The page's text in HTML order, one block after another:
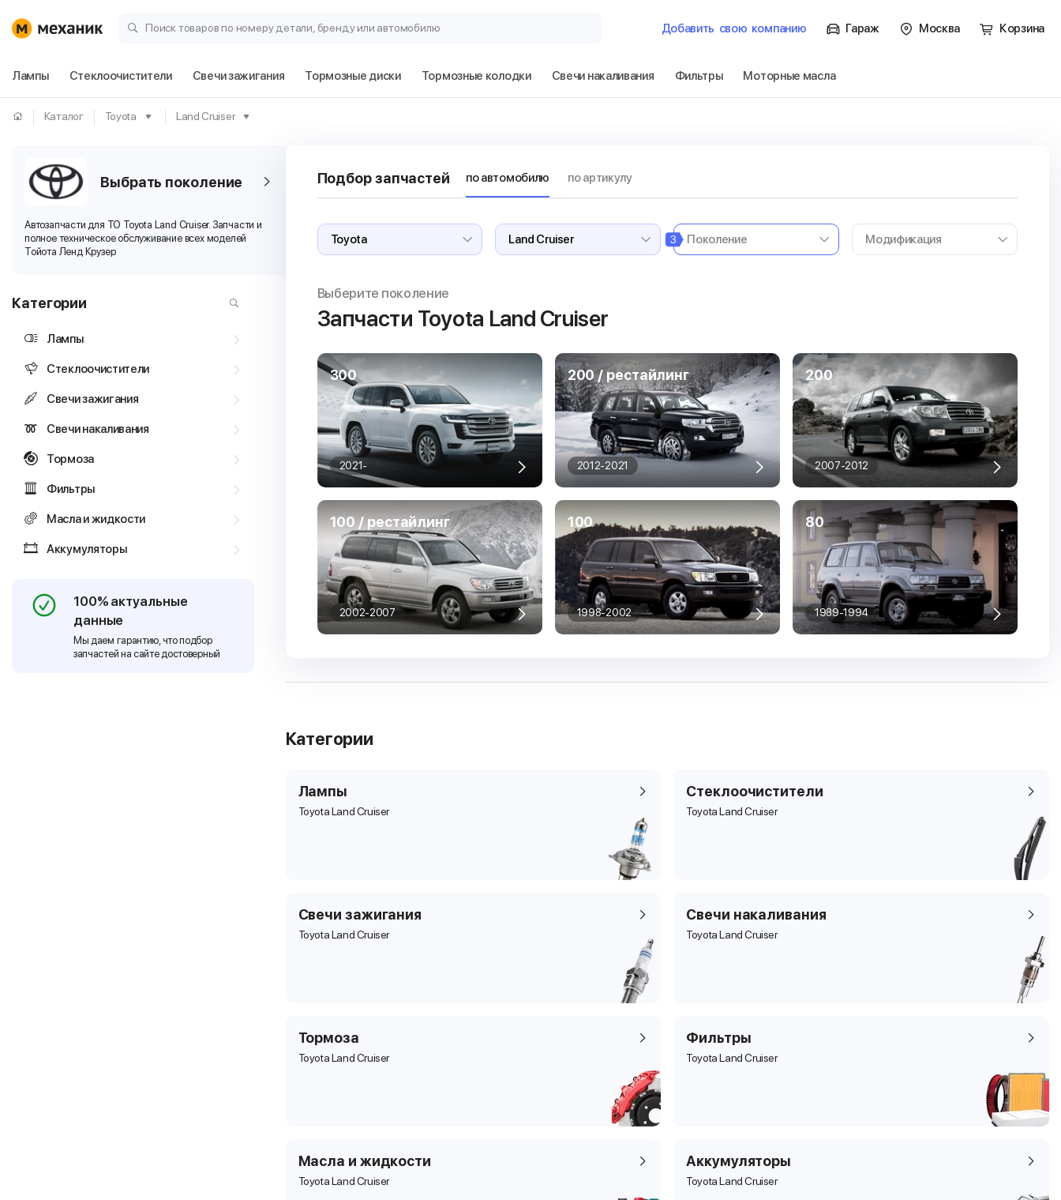
Поиск товаров по номеру детали, бренду или автомобилю Добавить свою компанию Гараж Москва Корзина
Лампы Стеклоочистители Свечи зажигания Тормозные диски Тормозные колодки Свечи накаливания Фильтры Моторные масла
Каталог Toyota Land Cruiser
Выбрать поколение
Автозапчасти для ТО Toyota Land Cruiser. Запчасти и
полное техническое обслуживание всех моделей
Тойота Ленд Крузер
Категории
Лампы
Стеклоочистители
Свечи зажигания
Свечи накаливания
Тормоза
Фильтры
Масла и жидкости
Аккумуляторы
100% актуальные
данные
Мы даем гарантию, что подбор
запчастей на сайте достоверный
Подбор запчастей по автомобилю по артикулу
3
Выберите поколение
Запчасти Toyota Land Cruiser
300
2021-
200 / рестайлинг
2012-2021
200
2007-2012
100 / рестайлинг
2002-2007
100
1998-2002
80
1989-1994
Категории
Лампы
Toyota Land Cruiser
Стеклоочистители
Toyota Land Cruiser
Свечи зажигания
Toyota Land Cruiser
Свечи накаливания
Toyota Land Cruiser
Тормоза
Toyota Land Cruiser
Фильтры
Toyota Land Cruiser
Масла и жидкости
Toyota Land Cruiser
Аккумуляторы
Toyota Land Cruiser